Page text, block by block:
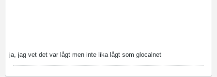
ja, jag vet det var lågt men inte lika lågt som glocalnet